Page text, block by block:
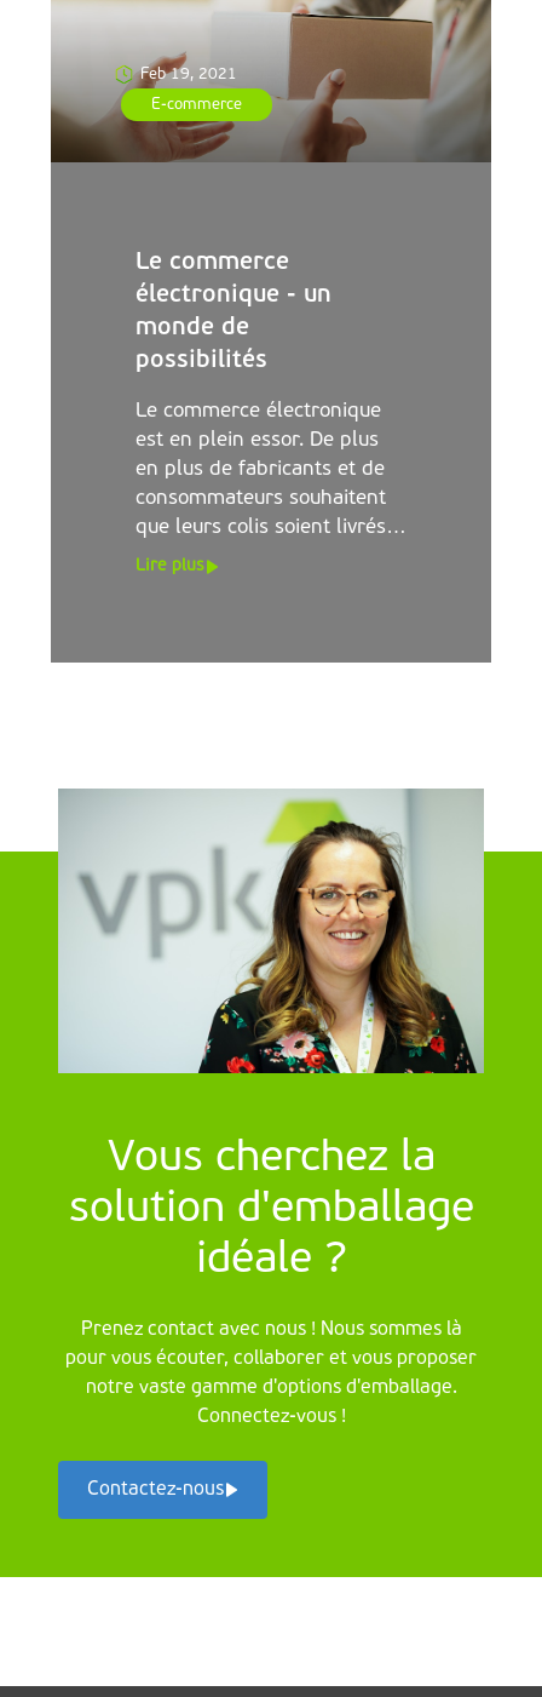
Feb 19, 2021
E-commerce
Le commerce
électronique - un
monde de
possibilités
Le commerce électronique
est en plein essor. De plus
en plus de fabricants et de
consommateurs souhaitent
que leurs colis soient livrés
dans un emballage durable.
électronique, du début à la
fin. Parfaitement conçu pour
s'adapter à votre produit ou
à votre marque, l'emballage
peut offrir un impact visuel,
une protection maximale - ou
les deux !
Lire plus
Vous cherchez la
solution d'emballage
idéale ?
Prenez contact avec nous ! Nous sommes là
pour vous écouter, collaborer et vous proposer
notre vaste gamme d'options d'emballage.
Connectez-vous !
Contactez-nous